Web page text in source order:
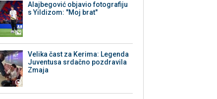
Alajbegović objavio fotografiju
s Yildizom: "Moj brat"
Velika čast za Kerima: Legenda
Juventusa srdačno pozdravila
Zmaja